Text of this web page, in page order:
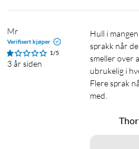
Mr
Verifisert kjøper
1/5
3 år siden
Hull i mangen av ballongene i posen og en del
sprakk når
smeller over
ubrukelig i
Flere sprak
med.